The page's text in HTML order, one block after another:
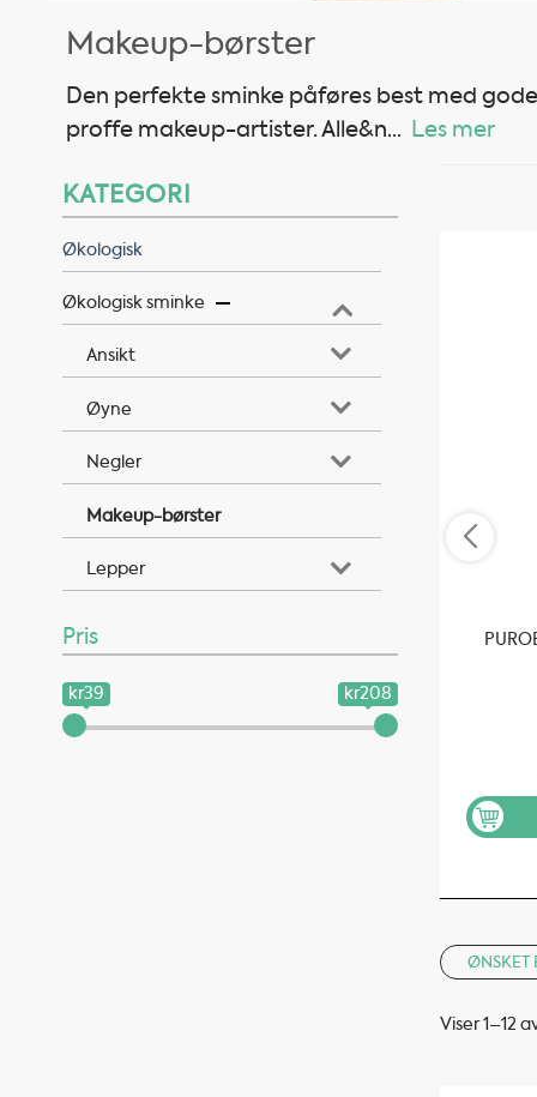
Makeup-børster
Den perfekte sminke påføres best med
proffe makeup-artister. Alle&n... Les mer
KATEGORI
Økologisk
Økologisk sminke
Ansikt
Øyne
Negler
Makeup-børster
Lepper
Pris
kr39 kr208
ØNSKET
Viser 1–12
Sortert